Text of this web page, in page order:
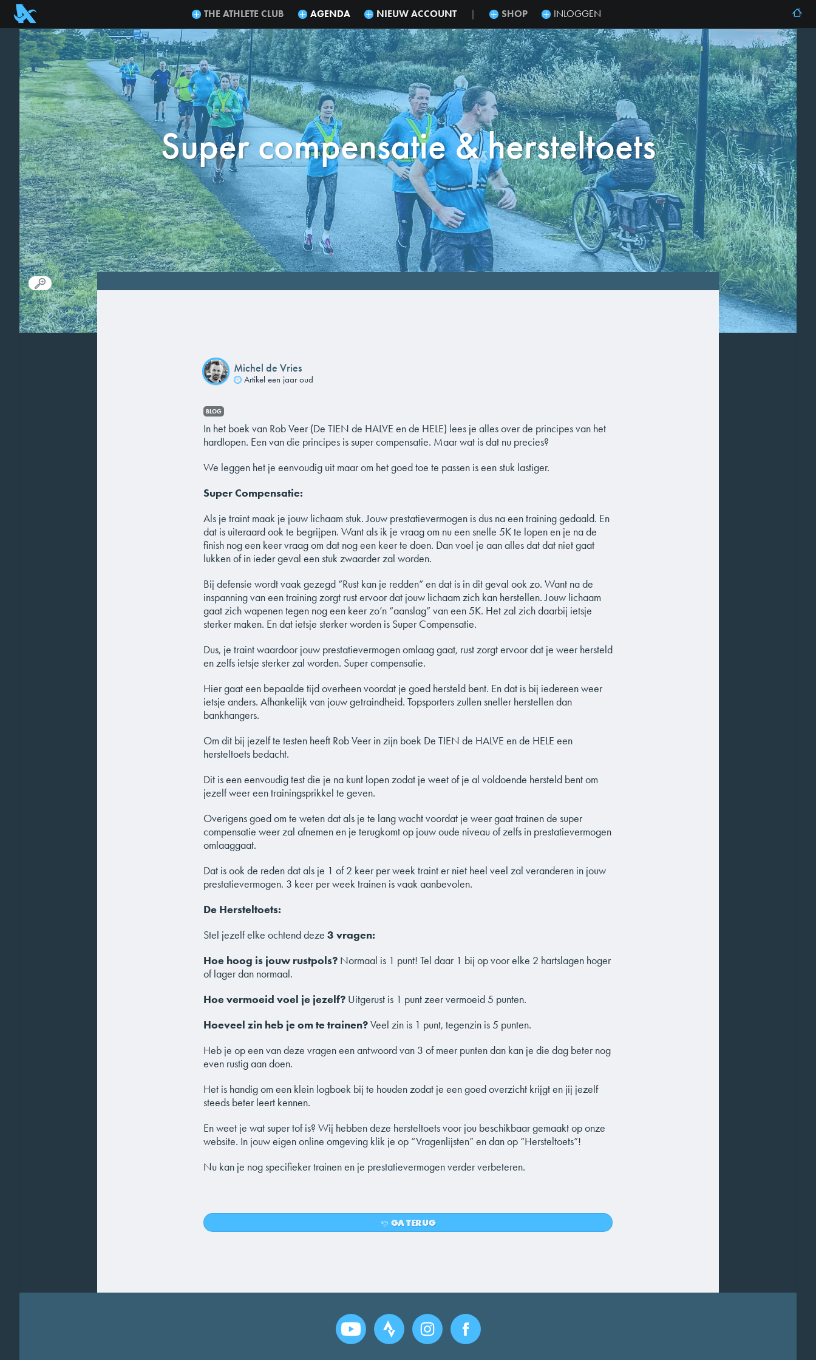
THE ATHLETE CLUB AGENDA NIEUW ACCOUNT SHOP INLOGGEN
Michel de Vries
Artikel een jaar oud
BLOG
Super compensatie & hersteltoets
In het boek van Rob Veer (De TIEN de HALVE en de HELE) lees je alles over de principes van het
hardlopen. Een van die principes is super compensatie. Maar wat is dat nu precies?
We leggen het je eenvoudig uit maar om het goed toe te passen is een stuk lastiger.
Super Compensatie:
Als je traint maak je jouw lichaam stuk. Jouw prestatievermogen is dus na een training gedaald. En
dat is uiteraard ook te begrijpen. Want als ik je vraag om nu een snelle 5K te lopen en je na de
finish nog een keer vraag om dat nog een keer te doen. Dan voel je aan alles dat dat niet gaat
lukken of in ieder geval een stuk zwaarder zal worden.
Bij defensie wordt vaak gezegd “Rust kan je redden” en dat is in dit geval ook zo. Want na de
inspanning van een training zorgt rust ervoor dat jouw lichaam zich kan herstellen. Jouw lichaam
gaat zich wapenen tegen nog een keer zo’n “aanslag” van een 5K. Het zal zich daarbij ietsje
sterker maken. En dat ietsje sterker worden is Super Compensatie.
Dus, je traint waardoor jouw prestatievermogen omlaag gaat, rust zorgt ervoor dat je weer hersteld
en zelfs ietsje sterker zal worden. Super compensatie.
Hier gaat een bepaalde tijd overheen voordat je goed hersteld bent. En dat is bij iedereen weer
ietsje anders. Afhankelijk van jouw getraindheid. Topsporters zullen sneller herstellen dan
bankhangers.
Om dit bij jezelf te testen heeft Rob Veer in zijn boek De TIEN de HALVE en de HELE een
hersteltoets bedacht.
Dit is een eenvoudig test die je na kunt lopen zodat je weet of je al voldoende hersteld bent om
jezelf weer een trainingsprikkel te geven.
Overigens goed om te weten dat als je te lang wacht voordat je weer gaat trainen de super
compensatie weer zal afnemen en je terugkomt op jouw oude niveau of zelfs in prestatievermogen
omlaaggaat.
Dat is ook de reden dat als je 1 of 2 keer per week traint er niet heel veel zal veranderen in jouw
prestatievermogen. 3 keer per week trainen is vaak aanbevolen.
De Hersteltoets:
Stel jezelf elke ochtend deze 3 vragen:
Hoe hoog is jouw rustpols? Normaal is 1 punt! Tel daar 1 bij op voor elke 2 hartslagen hoger
of lager dan normaal.
Hoe vermoeid voel je jezelf? Uitgerust is 1 punt zeer vermoeid 5 punten.
Hoeveel zin heb je om te trainen?Veel zin is 1 punt, tegenzin is 5 punten.
Heb je op een van deze vragen een antwoord van 3 of meer punten dan kan je die dag beter nog
even rustig aan doen.
Het is handig om een klein logboek bij te houden zodat je een goed overzicht krijgt en jij jezelf
steeds beter leert kennen.
En weet je wat super tof is? Wij hebben deze hersteltoets voor jou beschikbaar gemaakt op onze
website. In jouw eigen online omgeving klik je op “Vragenlijsten” en dan op “Hersteltoets”!
Nu kan je nog specifieker trainen en je prestatievermogen verder verbeteren.
GA TERUG